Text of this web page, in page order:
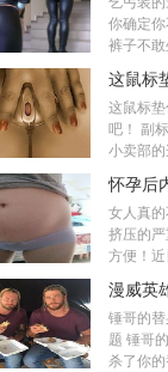
你确定
裤子不
这鼠标
这鼠标
吧！ 副
小卖部的
怀孕后
女人真
挤压的
方便！
漫威英
锤哥的
题 锤哥
杀了你